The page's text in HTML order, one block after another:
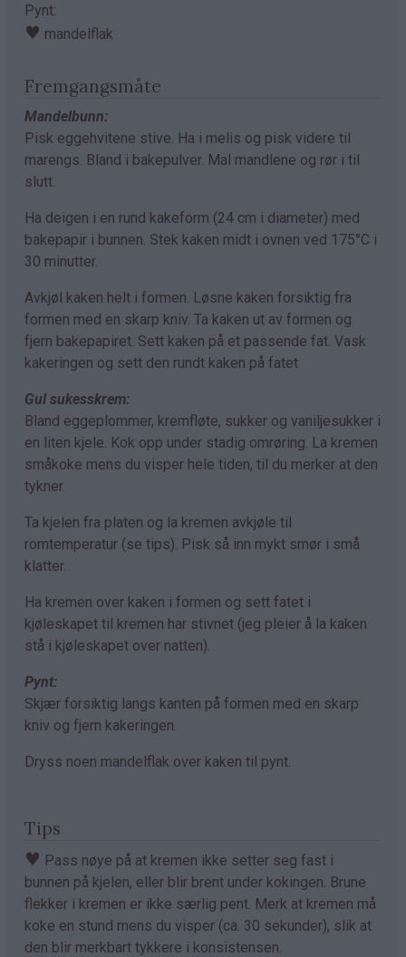
Pynt:
♥ mandelflak
Fremgangsmåte
Mandelbunn:
Pisk eggehvitene stive. Ha i melis og pisk videre til
marengs. Bland i bakepulver. Mal mandlene og rør i til
slutt.
Ha deigen i en rund kakeform (24 cm i diameter) med
bakepapir i bunnen. Stek kaken midt i ovnen ved 175°C i
30 minutter.
Avkjøl kaken helt i formen. Løsne kaken forsiktig fra
formen med en skarp kniv. Ta kaken ut av formen og
fjern bakepapiret. Sett kaken på et passende fat. Vask
kakeringen og sett den rundt kaken på fatet
Gul sukesskrem:
Bland eggeplommer, kremfløte, sukker og vaniljesukker i
en liten kjele. Kok opp under stadig omrøring. La kremen
småkoke mens du visper hele tiden, til du merker at den
tykner.
Ta kjelen fra platen og la kremen avkjøle til
romtemperatur (se tips). Pisk så inn mykt smør i små
klatter.
Ha kremen over kaken i formen og sett fatet i
kjøleskapet til kremen har stivnet (jeg pleier å la kaken
stå i kjøleskapet over natten).
Pynt:
Skjær forsiktig langs kanten på formen med en skarp
kniv og fjern kakeringen.
Dryss noen mandelflak over kaken til pynt.
Tips
♥ Pass nøye på at kremen ikke setter seg fast i
bunnen på kjelen, eller blir brent under kokingen. Brune
flekker i kremen er ikke særlig pent. Merk at kremen må
koke en stund mens du visper (ca. 30 sekunder), slik at
den blir merkbart tykkere i konsistensen.